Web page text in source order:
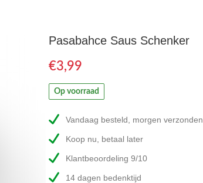
Pasabahce Saus Schenker
€
Op voorraad
Vandaag besteld, morgen verzonden
Koop nu, betaal later
Klantbeoordeling 9/10
14 dagen bedenktijd